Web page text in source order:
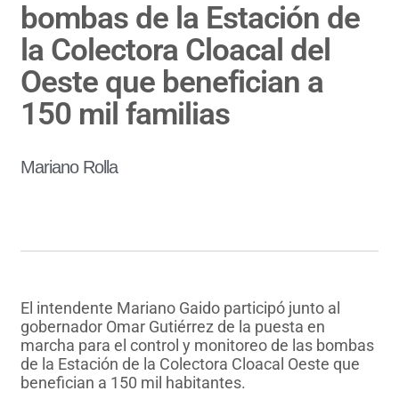
bombas de la Estación de
la Colectora Cloacal del
Oeste que benefician a
150 mil familias
Mariano Rolla
El intendente Mariano Gaido participó junto al
gobernador Omar Gutiérrez de la puesta en
marcha para el control y monitoreo de las bombas
de la Estación de la Colectora Cloacal Oeste que
benefician a 150 mil habitantes.